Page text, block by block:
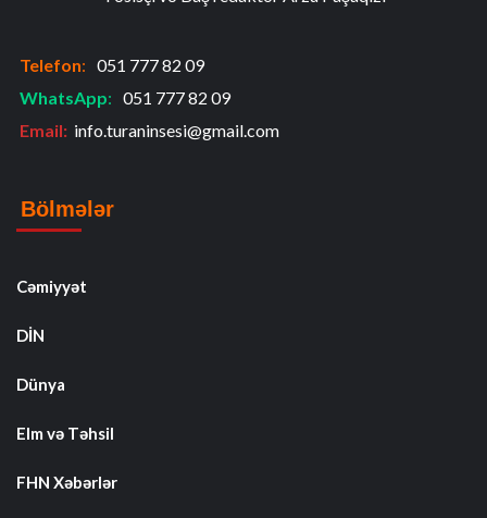
Telefon: 051 777 82 09
WhatsApp: 051 777 82 09
Email: info.turaninsesi@gmail.com
Bölmələr
Cəmiyyət
DİN
Dünya
Elm və Təhsil
FHN Xəbərlər